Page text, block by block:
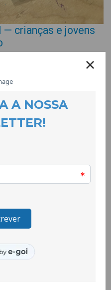
— crianças e jovens
vermelhos, traz consigo
vez que também se celebra
na Infância e
a comunidade para práticas
e adolescentes,
sinais e sintomas que
tratos, bem como, a
de Apoio Psicológico Para
de maus-tratos, no